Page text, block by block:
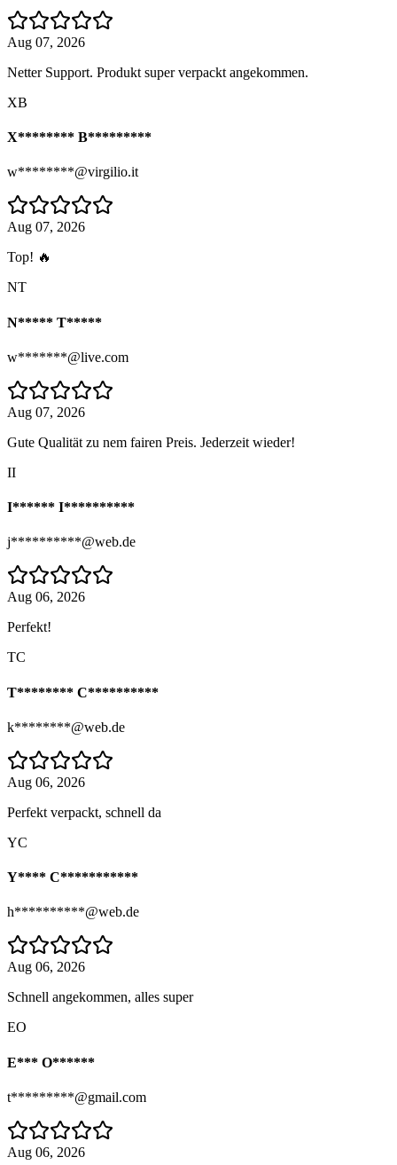
Aug 07, 2026
Netter Support. Produkt super verpackt angekommen.
XB
X******** B*********
w********@virgilio.it
Aug 07, 2026
Top! 🔥
NT
N***** T*****
w*******@live.com
Aug 07, 2026
Gute Qualität zu nem fairen Preis. Jederzeit wieder!
II
I****** I**********
j**********@web.de
Aug 06, 2026
Perfekt!
TC
T******** C**********
k********@web.de
Aug 06, 2026
Perfekt verpackt, schnell da
YC
Y**** C***********
h**********@web.de
Aug 06, 2026
Schnell angekommen, alles super
EO
E*** O******
t*********@gmail.com
Aug 06, 2026